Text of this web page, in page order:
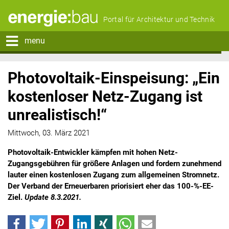
Portal für Architektur und Technik
menu
Photovoltaik-Einspeisung: „Ein
kostenloser Netz-Zugang ist
unrealistisch!“
Mittwoch, 03. März 2021
Photovoltaik-Entwickler kämpfen mit hohen Netz-
Zugangsgebühren für größere Anlagen und fordern zunehmend
lauter einen kostenlosen Zugang zum allgemeinen Stromnetz.
Der Verband der Erneuerbaren priorisiert eher das 100-%-EE-
Ziel. Update 8.3.2021.